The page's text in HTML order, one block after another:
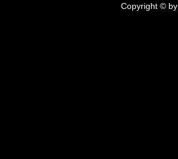
Copyright © by